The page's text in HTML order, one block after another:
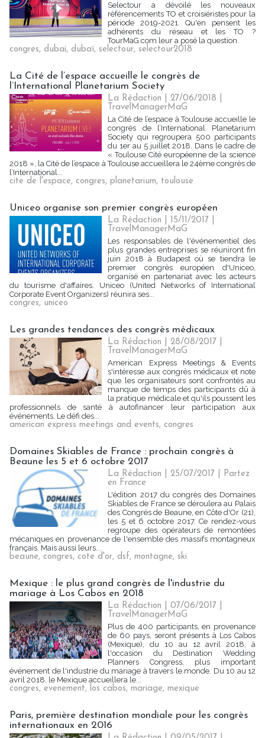
Selectour a dévoilé les nouveaux
référencements TO et croisiéristes pour la
période 2019-2021. Qu'en pensent les
adhérents du réseau et les TO ?
TourMaG.com leur a posé la question.
congres, dubai, dubaï, selectour, selectour2018
La Cité de l’espace accueille le congrès de
l’International Planetarium Society
La Rédaction | 27/06/2018
TravelManagerMaG
La Cité de l’espace à Toulouse accueille le
congrès de l’International Planetarium
Society qui regroupera 500 participants
du 1er au 5 juillet 2018. Dans le cadre de
« Toulouse Cité européenne de la science
2018 », la Cité de l’espace à Toulouse accueillera le 24ème congrès de
l’International...
cite de l'espace, congres, planetarium, toulouse
Uniceo organise son premier congrès européen
La Rédaction | 15/11/2017
TravelManagerMaG
Les responsables de l'événementiel des
plus grandes entreprises se réuniront fin
juin 2018 à Budapest où se tiendra le
premier congrès européen d'Uniceo,
organisé en partenariat avec les acteurs
du tourisme d'affaires. Uniceo (United Networks of International
Corporate Event Organizers) réunira ses...
congres, uniceo
Les grandes tendances des congrès médicaux
La Rédaction | 28/08/2017
TravelManagerMaG
American Express Meetings & Events
s'intéresse aux congrès médicaux et note
que les organisateurs sont confrontés au
manque de temps des participants dû à
la pratique médicale et qu'ils poussent les
professionnels de santé à autofinancer leur participation aux
événements. Le défi des...
american express meetings and events, congres
Domaines Skiables de France : prochain congrès à
Beaune les 5 et 6 octobre 2017
La Rédaction | 25/07/2017
Partez
en France
L'édition 2017 du congrès des Domaines
Skiables de France se déroulera au Palais
des Congrès de Beaune, en Côte d'Or (21),
les 5 et 6 octobre 2017. Ce rendez-vous
regroupe des opérateurs de remontées
mécaniques en provenance de l'ensemble des massifs montagneux
français. Mais aussi leurs...
beaune, congres, cote d'or, dsf, montagne, ski
Mexique : le plus grand congrès de l'industrie du
mariage à Los Cabos en 2018
La Rédaction | 07/06/2017
TravelManagerMaG
Plus de 400 participants, en provenance
de 60 pays, seront présents à Los Cabos
(Mexique), du 10 au 12 avril 2018, à
l'occasion du Destination Wedding
Planners Congress, plus important
événement de l'industrie du mariage à travers le monde. Du 10 au 12
avril 2018, le Mexique accueillera le...
congres, evenement, los cabos, mariage, mexique
Paris, première destination mondiale pour les congrès
internationaux en 2016